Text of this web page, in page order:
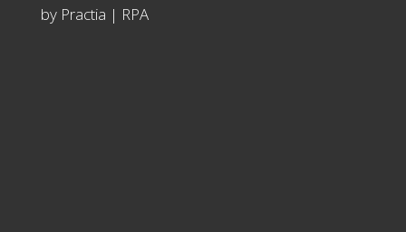
by Practia | RPA